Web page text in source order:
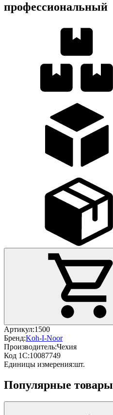
профессиональный
Артикул:1500
Бренд:Koh-I-Noor
Производитель:Чехия
Код 1С:10087749
Единицы измерения:шт.
Популярные товары